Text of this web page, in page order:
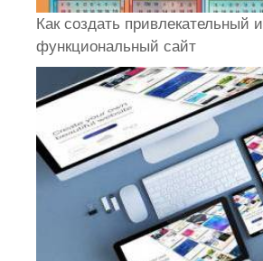
Как создать привлекательный и
функциональный сайт